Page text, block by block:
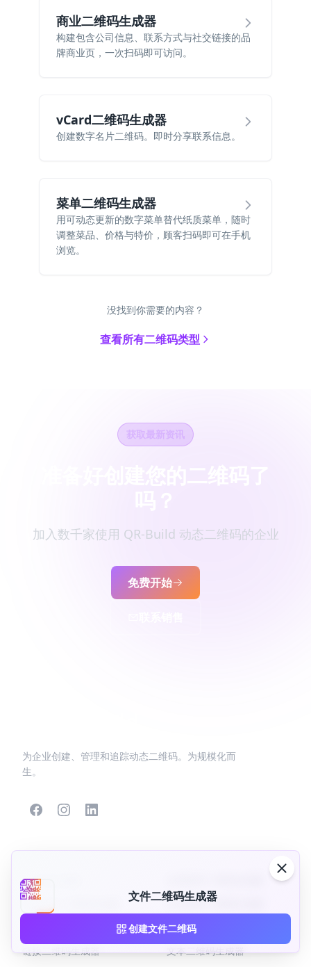
商业二维码生成器
构建包含公司信息、联系方式与社交链接的品
牌商业页，一次扫码即可访问。
vCard二维码生成器
创建数字名片二维码。即时分享联系信息。
菜单二维码生成器
用可动态更新的数字菜单替代纸质菜单，随时
调整菜品、价格与特价，顾客扫码即可在手机
浏览。
没找到你需要的内容？
查看所有二维码类型
文件二维码生成器
创建文件二维码
获取最新资讯
加入数千家使用 QR-Build 动态二维码的企业
免费开始
为企业创建、管理和追踪动态二维码。为规模化而
生。
热门二维码
二维码生成器
电子名片二维码生成器
商业页面二维码生成器
链接二维码生成器
更多类型
社交媒体二维码生成器
Facebook二维码生成器
文本二维码生成器